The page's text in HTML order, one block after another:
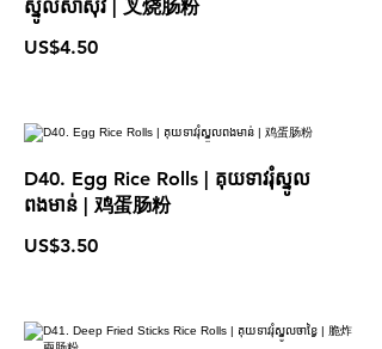
ស្នូលសាស៊ីវ | 叉烧肠粉
US$4.50
D40. Egg Rice Rolls | គុយទាវរុំស្នូល
ពងមាន់ | 鸡蛋肠粉
US$3.50